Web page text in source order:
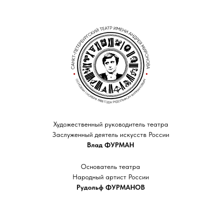
Художественный руководитель театра
Заслуженный деятель искусств России
Влад ФУРМАН
Основатель театра
Народный артист России
Рудольф ФУРМАНОВ